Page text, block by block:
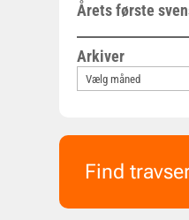
Årets første
Arkiver
Find